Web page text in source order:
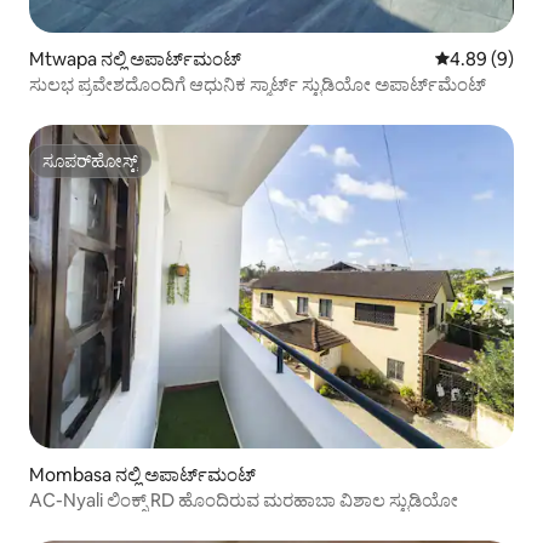
Mtwapa ನಲ್ಲಿ ಅಪಾರ್ಟ್‌ಮಂಟ್ 5 ರಲ್ಲಿ 4.89
4.89 (9)
ಸುಲಭ ಪ್ರವೇಶದೊಂದಿಗೆ ಆಧುನಿಕ ಸ್ಮಾರ್ಟ್ ಸ್ಟುಡಿಯೋ ಅಪಾರ್ಟ್‌ಮೆಂಟ್
ಸೂಪರ್‌ಹೋಸ್ಟ್
ಸೂಪರ್‌ಹೋಸ್ಟ್
Mombasa ನಲ್ಲಿ ಅಪಾರ್ಟ್‌ಮಂಟ್
AC-Nyali ಲಿಂಕ್ಸ್ RD ಹೊಂದಿರುವ ಮರಹಾಬಾ ವಿಶಾಲ ಸ್ಟುಡಿಯೋ